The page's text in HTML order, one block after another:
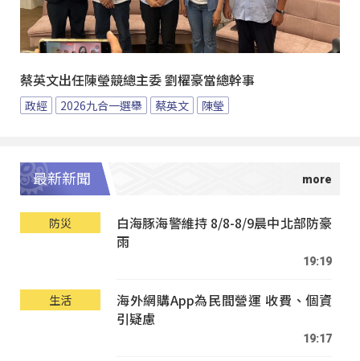
蔡英文出任陳瑩競總主委 劉櫂豪當總幹事
政經 2026九合一選舉 蔡英文 陳瑩
最新新聞
防災
白海豚海警維持 8/8-8/9晨中北部防豪
雨
19:19
生活
海外網購App為民間營運 收費、個資
引疑慮
19:17